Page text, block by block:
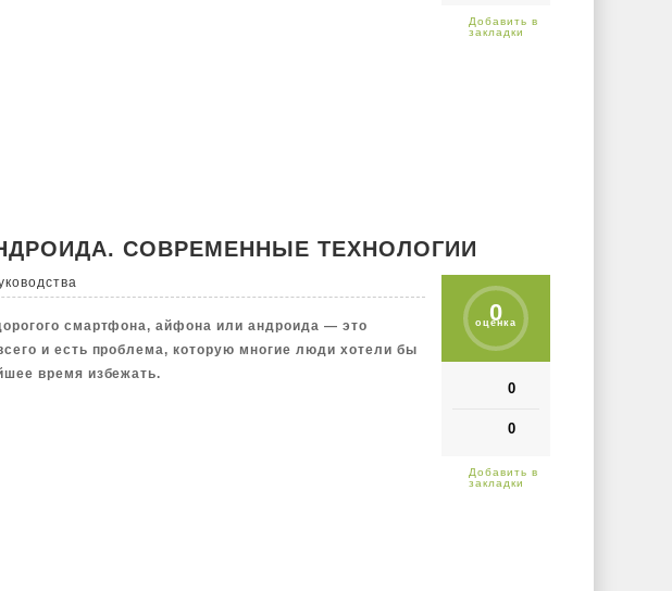
СОВРЕМЕННЫЕ ТЕХНОЛОГИИ
0
оценка
0
0
смартфона, айфона или андроида — это
и есть проблема, которую многие люди хотели бы
время избежать.